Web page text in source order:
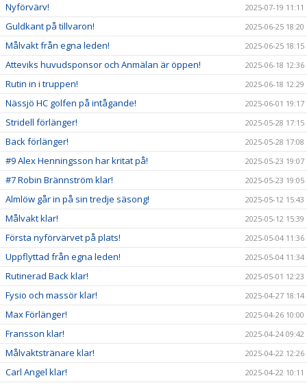
Nyförvärv! 2025-07-19 11:11
Guldkant på tillvaron! 2025-06-25 18:20
Målvakt från egna leden! 2025-06-25 18:15
Atteviks huvudsponsor och Anmälan är öppen! 2025-06-18 12:36
Rutin in i truppen! 2025-06-18 12:29
Nässjö HC golfen på intågande! 2025-06-01 19:17
Stridell förlänger! 2025-05-28 17:15
Back förlänger! 2025-05-28 17:08
#9 Alex Henningsson har kritat på! 2025-05-23 19:07
#7 Robin Brännström klar! 2025-05-23 19:05
Almlöw går in på sin tredje säsong! 2025-05-12 15:43
Målvakt klar! 2025-05-12 15:39
Första nyförvärvet på plats! 2025-05-04 11:36
Uppflyttad från egna leden! 2025-05-04 11:34
Rutinerad Back klar! 2025-05-01 12:23
Fysio och massör klar! 2025-04-27 18:14
Max Förlänger! 2025-04-26 10:00
Fransson klar! 2025-04-24 09:42
Målvaktstränare klar! 2025-04-22 12:26
Carl Angel klar! 2025-04-22 10:11